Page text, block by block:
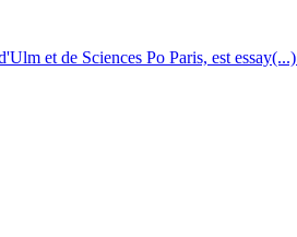
et de Sciences Po Paris, est essay(...)